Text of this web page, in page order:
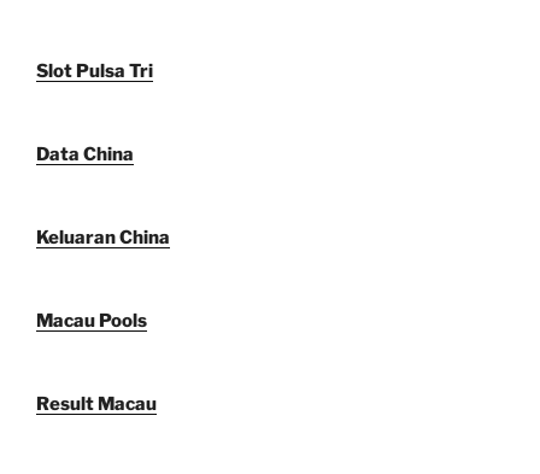
Slot Pulsa Tri
Data China
Keluaran China
Macau Pools
Result Macau